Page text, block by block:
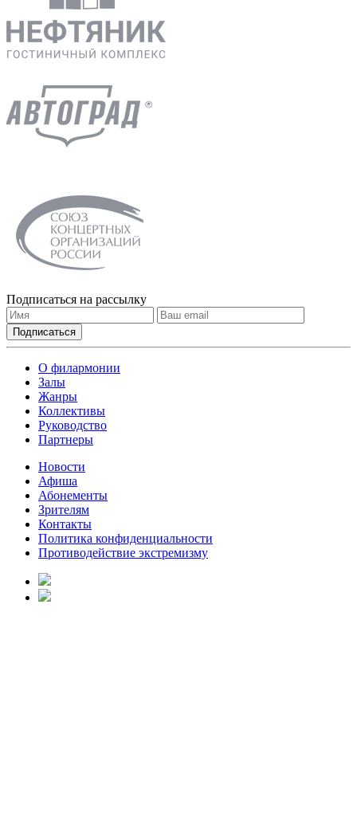
Подписаться на рассылку
О филармонии
Залы
Жанры
Коллективы
Руководство
Партнеры
Новости
Афиша
Абонементы
Зрителям
Контакты
Политика конфиденциальности
Противодействие экстремизму